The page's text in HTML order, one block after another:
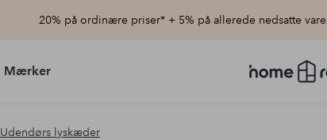
20% på ordinære priser* + 5% på allerede nedsatte
Mærker
Homeroom
–
Udendørs lyskæder